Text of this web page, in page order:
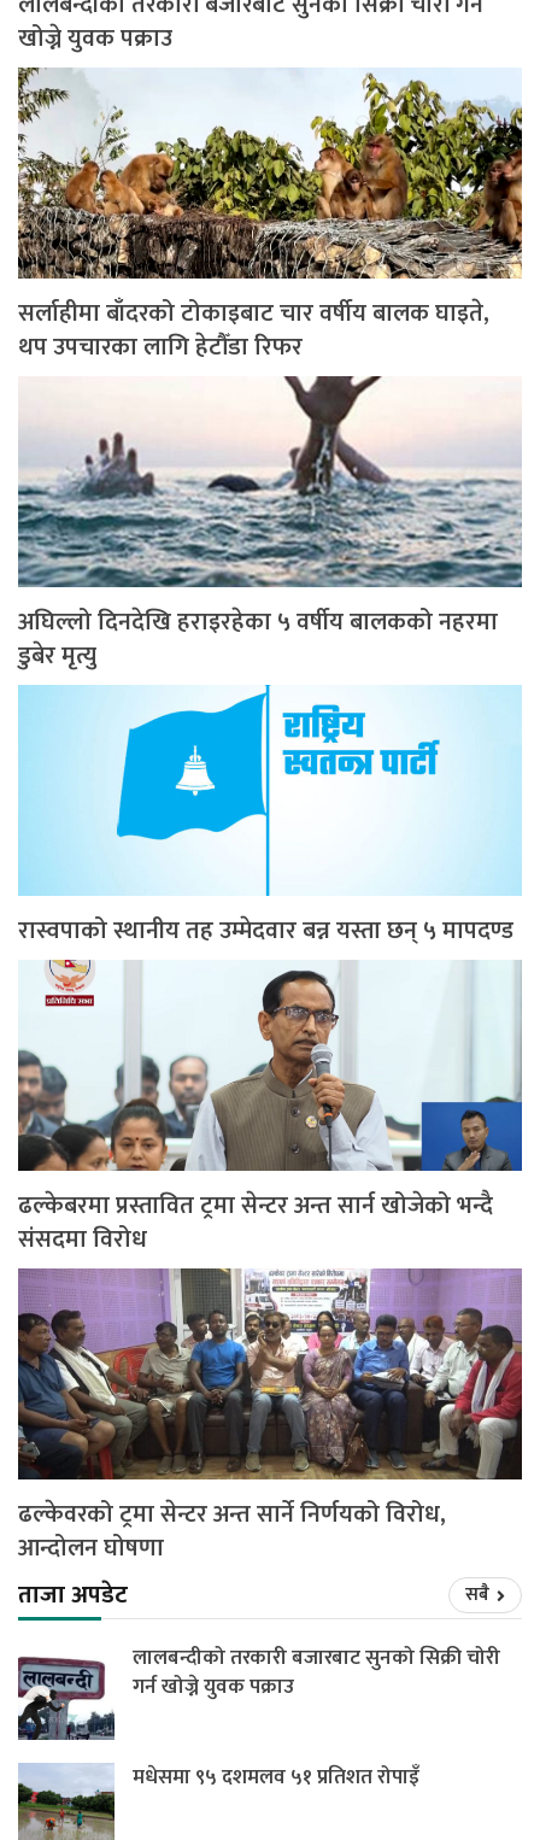
खोज्ने युवक पक्राउ
सर्लाहीमा बाँदरको टोकाइबाट चार वर्षीय बालक घाइते,
थप उपचारका लागि हेटौँडा रिफर
अघिल्लो दिनदेखि हराइरहेका ५ वर्षीय बालकको नहरमा
डुबेर मृत्यु
रास्वपाको स्थानीय तह उम्मेदवार बन्न यस्ता छन् ५ मापदण्ड
ढल्केबरमा प्रस्तावित ट्रमा सेन्टर अन्त सार्न खोजेको भन्दै
संसदमा विरोध
ढल्केवरको ट्रमा सेन्टर अन्त सार्ने निर्णयको विरोध,
आन्दोलन घोषणा
ताजा अपडेट
सबै
लालबन्दीको तरकारी बजारबाट सुनको सिक्री चोरी
गर्न खोज्ने युवक पक्राउ
मधेसमा ९५ दशमलव ५१ प्रतिशत रोपाइँ